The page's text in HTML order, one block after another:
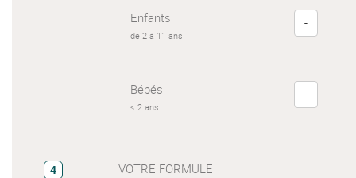
Enfants
de 2 à 11 ans
-
Bébés
< 2 ans
-
4 VOTRE FORMULE